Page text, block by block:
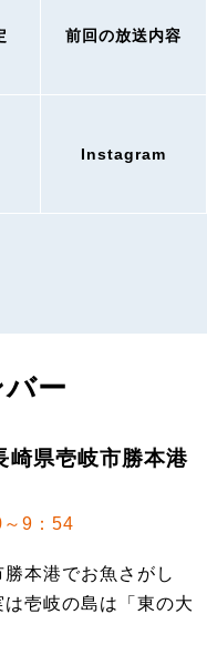
前回の放送内容
Instagram
ー
県壱岐市勝本港
9：54
本港でお魚さがし
壱岐の島は「東の大